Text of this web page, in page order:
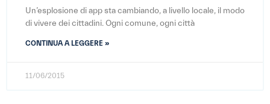
Un’esplosione di app sta cambiando, a livello locale, il modo
di vivere dei cittadini. Ogni comune, ogni città
CONTINUA A LEGGERE »
11/06/2015